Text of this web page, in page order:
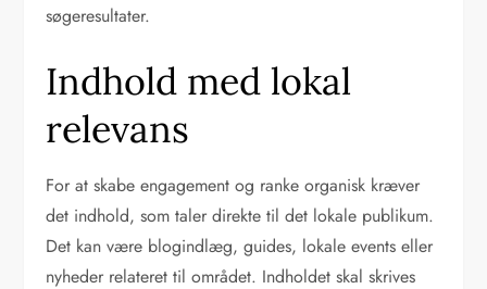
søgeresultater.
Indhold med lokal
relevans
For at skabe engagement og ranke organisk kræver
det indhold, som taler direkte til det lokale publikum.
Det kan være blogindlæg, guides, lokale events eller
nyheder relateret til området. Indholdet skal skrives